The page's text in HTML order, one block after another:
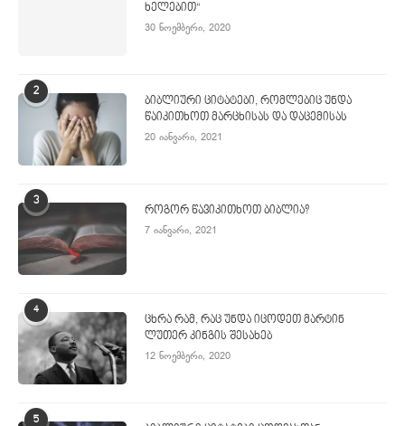
ხელებით“
30 ნოემბერი, 2020
2
ბიბლიური ციტატები, რომლებიც უნდა
წაიკითხოთ მარცხისას და დაცემისას
20 იანვარი, 2021
3
როგორ წავიკითხოთ ბიბლია?
7 იანვარი, 2021
4
ცხრა რამ, რაც უნდა იცოდეთ მარტინ
ლუთერ კინგის შესახებ
12 ნოემბერი, 2020
5